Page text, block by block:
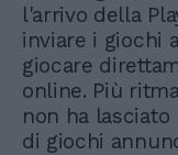
l'arrivo della
inviare i giochi
giocare
online. Più
non ha
di giochi